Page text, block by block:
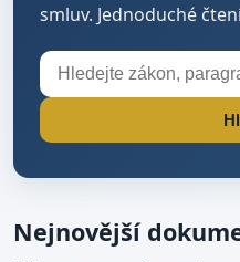
smluv. Jednoduché
Hledat
Nejnovější